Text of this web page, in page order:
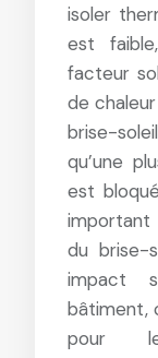
isoler
est
facteur
de
brise-
qu’une
est
important
du brise-
impact
bâtiment,
pour